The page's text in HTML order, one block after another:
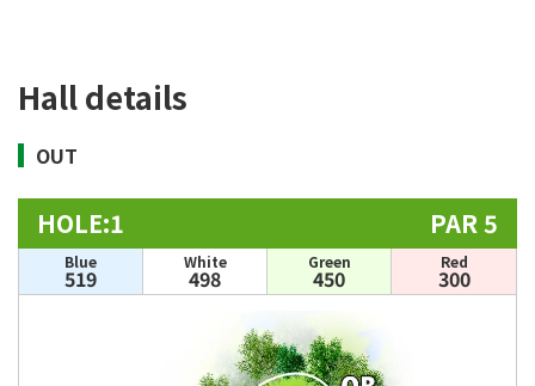
Hall details
OUT
HOLE:1 PAR 5
Blue
519
White
498
Green
450
Red
300